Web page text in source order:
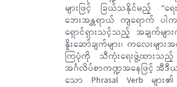
များဖြင့် ခြယ်သနိုင်မည့် “ရ
ဘေးအန္တရာယ် ကျရောက် ပ
ရှောင်ရှားသင့်သည့် အချက်မ
နှိုးဆော်ချက်များ၊ ကလေးမျာ
ကြပုံကို သီကုံးရေးဖွဲ့ထားသည့်
အင်္ဂလိပ်စာကဏ္ဍအနေဖြင့် အီဒီယ
သော Phrasal Verb မျ